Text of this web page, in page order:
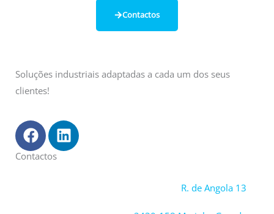
Contactos
Soluções industriais adaptadas a cada um dos seus
clientes!
F
a
c
L
i
n
Contactos
R. de Angola 13